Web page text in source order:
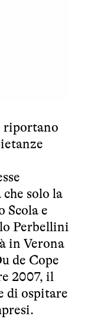
riportano
solo la
Scola e
Perbellini
in Verona
de Cope
2007, il
di ospitare